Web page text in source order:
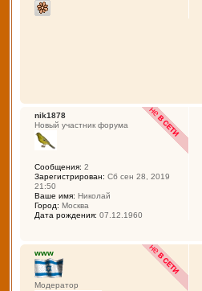
nik1878
Новый участник форума
Сообщения: 2
Зарегистрирован: Сб сен 28, 2019
21:50
Ваше имя: Николай
Город: Москва
Дата рождения: 07.12.1960
www
Модератор